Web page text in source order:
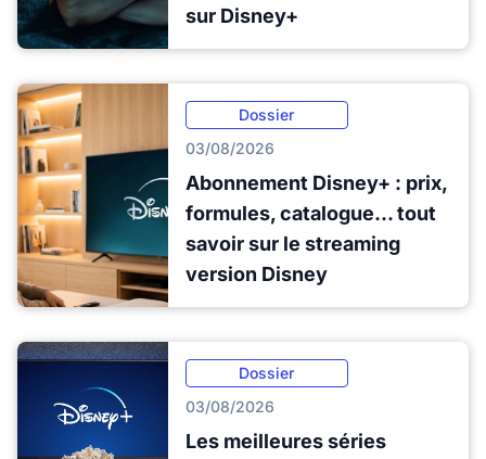
sur Disney+
Dossier
03/08/2026
Abonnement Disney+ : prix,
formules, catalogue... tout
savoir sur le streaming
version Disney
Dossier
03/08/2026
Les meilleures séries